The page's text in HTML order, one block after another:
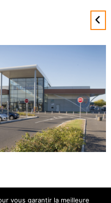
vous garantir la meilleure